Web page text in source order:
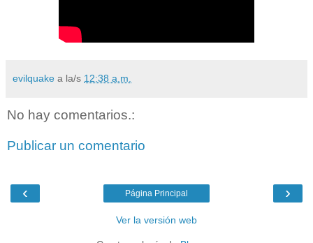
evilquake a la/s 12:38 a.m.
No hay comentarios.:
Publicar un comentario
‹ ›
Página Principal
Ver la versión web